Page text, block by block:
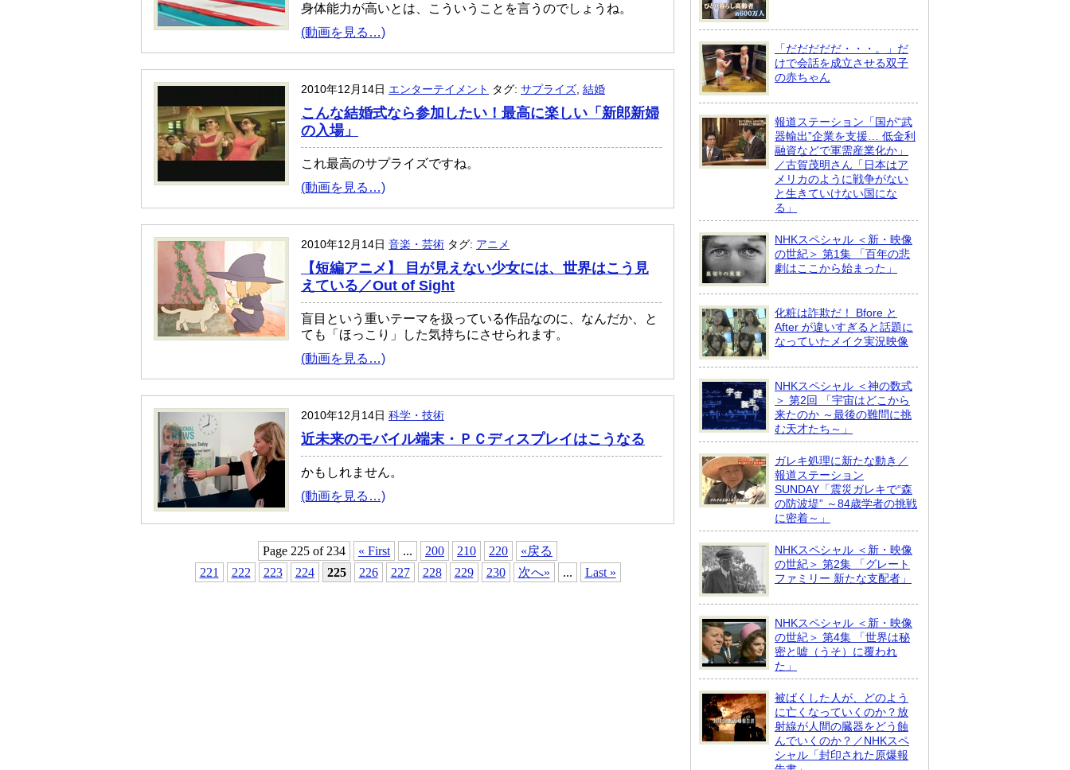
身体能力が高いとは、こういうことを言うのでしょうね。
(動画を見る…)
2010年12月14日 エンターテイメント タグ: サプライズ 結婚
こんな結婚式なら参加したい！最高に楽しい「新郎新婦
の入場」
これ最高のサプライズですね。
(動画を見る…)
2010年12月14日 音楽・芸術 タグ: アニメ
【短編アニメ】 目が見えない少女には、世界はこう見
えている／Out of Sight
盲目という重いテーマを扱っている作品なのに、なんだか、と
ても「ほっこり」した気持ちにさせられます。
(動画を見る…)
2010年12月14日 科学・技術
近未来のモバイル端末・ＰＣディスプレイはこうなる
かもしれません。
(動画を見る…)
Page 225 of 234 « First ... 200 210 220
«戻る
221
222 223 224 225 226 227 228 229 230 次へ» ... Last »
「だだだだだ・・・。」だ
けで会話を成立させる双子
の赤ちゃん
報道ステーション「国が“武
器輸出”企業を支援… 低金利
融資などで軍需産業化か」
／古賀茂明さん「日本はア
メリカのように戦争がない
と生きていけない国にな
る」
NHKスペシャル ＜新・映像
の世紀＞ 第1集 「百年の悲
劇はここから始まった」
化粧は詐欺だ！ Bfore と
After が違いすぎると話題に
なっていたメイク実況映像
NHKスペシャル ＜神の数式
＞ 第2回 「宇宙はどこから
来たのか ～最後の難問に挑
む天才たち～」
ガレキ処理に新たな動き／
報道ステーション
SUNDAY「震災ガレキで“森
の防波堤” ～84歳学者の挑戦
に密着～」
NHKスペシャル ＜新・映像
の世紀＞ 第2集 「グレート
ファミリー 新たな支配者」
NHKスペシャル ＜新・映像
の世紀＞ 第4集 「世界は秘
密と嘘（うそ）に覆われ
た」
被ばくした人が、どのよう
に亡くなっていくのか？放
射線が人間の臓器をどう蝕
んでいくのか？／NHKスペ
シャル「封印された原爆報